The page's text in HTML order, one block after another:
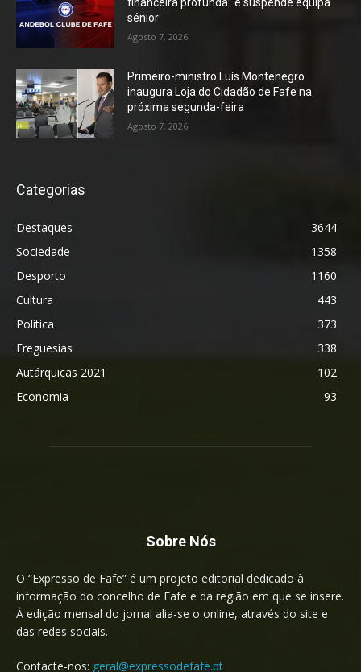
sénior
Agosto 7, 2026
Primeiro-ministro Luís Montenegro
inaugura Loja do Cidadão de Fafe na
próxima segunda-feira
Agosto 7, 2026
Categorias
Destaques
3644
Sociedade
1358
Desporto
1160
Cultura
443
Política
373
Freguesias
338
Autárquicas 2021
102
Economia
93
Sobre Nós
O “Expresso de Fafe” é um projeto editorial dedicado à
informação do concelho de Fafe e da região em que se insere.
À edição mensal do jornal alia-se o online, através do site e
das redes sociais.
Contacte-nos: geral@expressodefafe.pt